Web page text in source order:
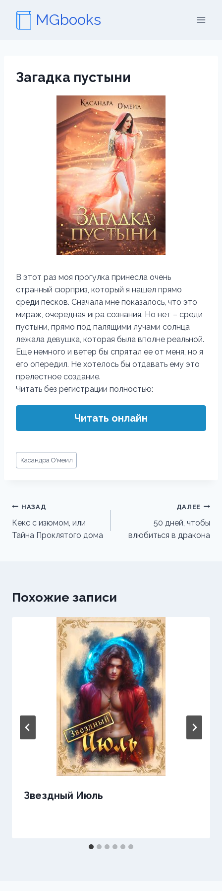
содержимому
MGbooks
Загадка пустыни
В этот раз моя прогулка принесла очень
странный сюрприз, который я нашел прямо
среди песков. Сначала мне показалось, что это
мираж, очередная игра сознания. Но нет – среди
пустыни, прямо под палящими лучами солнца
лежала девушка, которая была вполне реальной.
Еще немного и ветер бы спрятал ее от меня, но я
его опередил. Не хотелось бы отдавать ему это
прелестное создание.
Читать без регистрации полностью:
Читать онлайн
Метки
записи:
Касандра О'меил
Навигация
по
записям
НАЗАД
Кекс с изюмом, или
Тайна Проклятого дома
ДАЛЕЕ
50 дней, чтобы
влюбиться в дракона
Похожие записи
Звездный Июль